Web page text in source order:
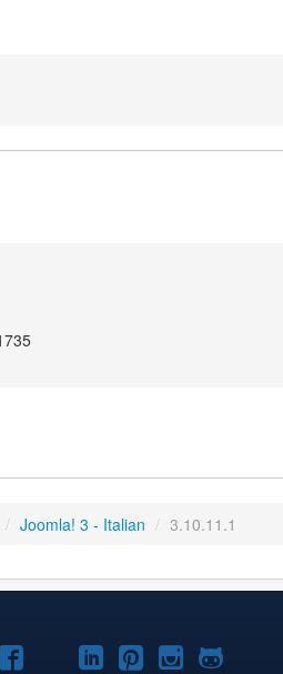
/ Joomla! 3 - Italian / 3.10.11.1
Joomla!Joomla!
Joomla!Joomla!
Joomla!Joomla!